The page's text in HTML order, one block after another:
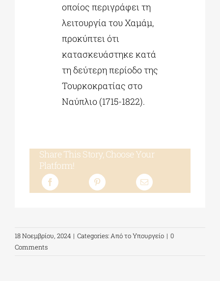
οποίος περιγράφει τη
λειτουργία του Χαμάμ,
προκύπτει ότι
κατασκευάστηκε κατά
τη δεύτερη περίοδο της
Τουρκοκρατίας στο
Ναύπλιο (1715-1822).
Share This Story, Choose Your
Platform!
18 Νοεμβρίου, 2024 | Categories:Από το Υπουργείο | 0
Comments